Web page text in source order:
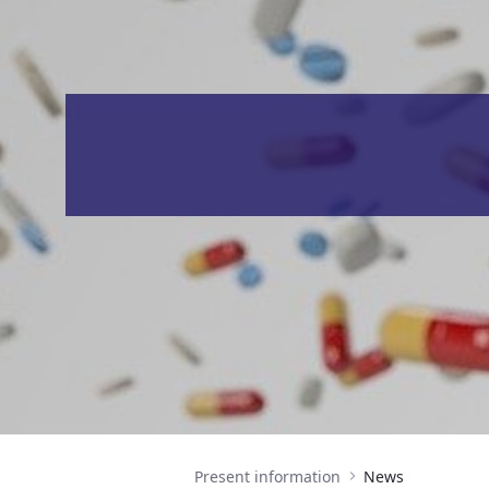
Present information News